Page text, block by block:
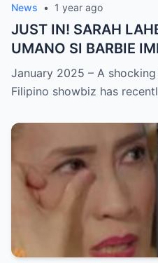
News • 1 year ago
JUST IN! SARAH
UMANO SI BARBIE
ISYU NG PANG-
GUTIERREZ!
SHOCKED sa Lihim
January 2025 – A
Filipino showbiz has